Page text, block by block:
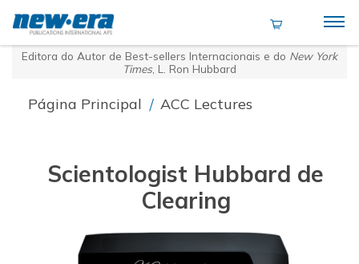
Editora do Autor de Best-sellers Internacionais e do New York
Times , L. Ron Hubbard
Página Principal / ACC Lectures
Scientologist Hubbard de
Clearing